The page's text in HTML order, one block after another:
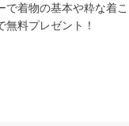
で着物の基本や粋な着こ
無料プレゼント！